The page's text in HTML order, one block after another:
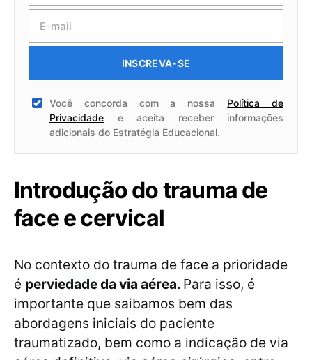
INSCREVA-SE
Você concorda com a nossa Política de
Privacidade e aceita receber informações
adicionais do Estratégia Educacional.
Introdução do trauma de
face e cervical
No contexto do trauma de face a prioridade
é perviedade da via aérea. Para isso, é
importante que saibamos bem das
abordagens iniciais do paciente
traumatizado, bem como a indicação de via